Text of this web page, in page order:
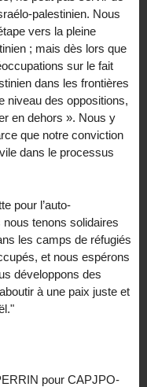
palestinien. Nous
vers la pleine
; mais dès lors que
sur le fait
dans les frontières
niveau des oppositions,
en dehors ». Nous y
que notre conviction
dans le processus
pour l’auto-
tenons solidaires
les camps de réfugiés
et nous espérons
développons des
à une paix juste et
pour CAPJPO-